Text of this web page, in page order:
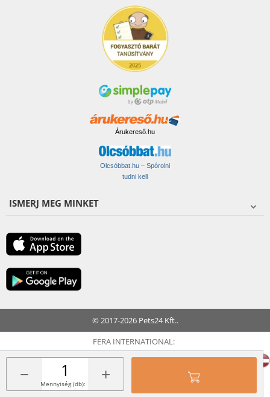
− +
Mennyiség (db):
Árukereső.hu
Olcsóbbat.hu – Spórolni
tudni kell
ISMERJ MEG MINKET
© 2017-2026 Pets24 Kft..
FERA INTERNATIONAL: